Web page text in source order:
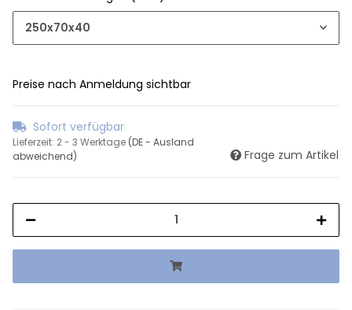
250x70x40
Preise nach Anmeldung sichtbar
Sofort verfügbar
Lieferzeit: 2 - 3 Werktage (DE - Ausland
abweichend)
Frage zum Artikel